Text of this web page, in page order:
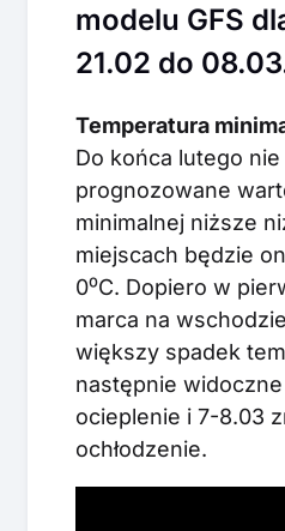
modelu GFS
21.02 do
Temperatura
Do końca lutego nie
prognozowane
minimalnej niższe
miejscach będzie
0⁰C. Dopiero w
marca na
większy spadek
następnie
ocieplenie i 7-8.03
ochłodzenie.